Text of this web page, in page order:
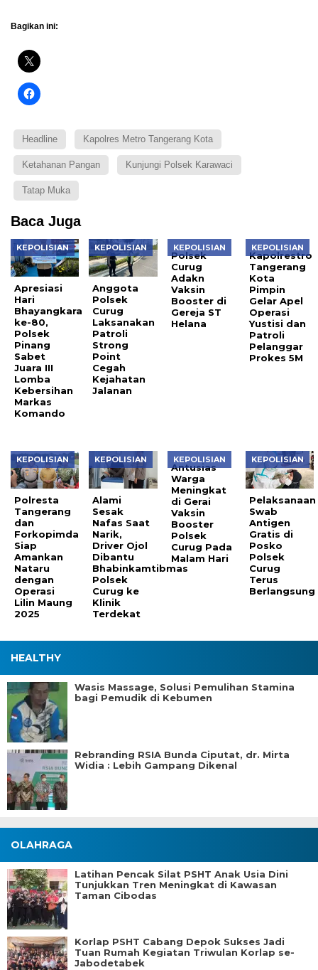
Bagikan ini:
Headline Kapolres Metro Tangerang Kota
Ketahanan Pangan Kunjungi Polsek Karawaci
Tatap Muka
Baca Juga
KEPOLISIAN
Apresiasi
Hari
Bhayangkara
ke-80,
Polsek
Pinang
Sabet
Juara III
Lomba
Kebersihan
Markas
Komando
KEPOLISIAN
Anggota
Polsek
Curug
Laksanakan
Patroli
Strong
Point
Cegah
Kejahatan
Jalanan
KEPOLISIAN
Polsek
Curug
Adakn
Vaksin
Booster di
Gereja ST
Helana
KEPOLISIAN
Kapolrestro
Tangerang
Kota
Pimpin
Gelar Apel
Operasi
Yustisi dan
Patroli
Pelanggar
Prokes 5M
KEPOLISIAN
Polresta
Tangerang
dan
Forkopimda
Siap
Amankan
Nataru
dengan
Operasi
Lilin Maung
2025
KEPOLISIAN
Alami
Sesak
Nafas Saat
Narik,
Driver Ojol
Dibantu
Bhabinkamtibmas
Polsek
Curug ke
Klinik
Terdekat
KEPOLISIAN
Antusias
Warga
Meningkat
di Gerai
Vaksin
Booster
Polsek
Curug Pada
Malam Hari
KEPOLISIAN
Pelaksanaan
Swab
Antigen
Gratis di
Posko
Polsek
Curug
Terus
Berlangsung
HEALTHY
Wasis Massage, Solusi Pemulihan Stamina
bagi Pemudik di Kebumen
Rebranding RSIA Bunda Ciputat, dr. Mirta
Widia : Lebih Gampang Dikenal
OLAHRAGA
Latihan Pencak Silat PSHT Anak Usia Dini
Tunjukkan Tren Meningkat di Kawasan
Taman Cibodas
Korlap PSHT Cabang Depok Sukses Jadi
Tuan Rumah Kegiatan Triwulan Korlap se-
Jabodetabek